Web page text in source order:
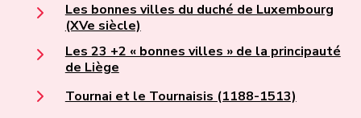
Les bonnes villes du duché de Luxembourg
(XVe siècle)
Les 23 +2 « bonnes villes » de la principauté
de Liège
Tournai et le Tournaisis (1188-1513)